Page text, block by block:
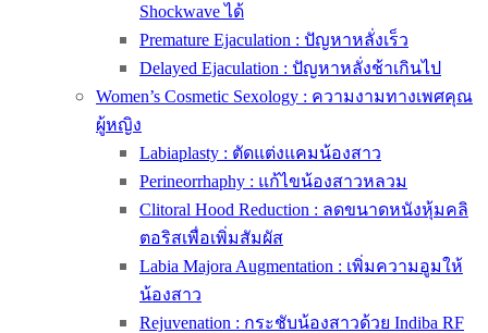
Shockwave ได้
Premature Ejaculation : ปัญหาหลั่งเร็ว
Delayed Ejaculation : ปัญหาหลั่งช้าเกินไป
Women’s Cosmetic Sexology : ความงามทางเพศคุณ
ผู้หญิง
Labiaplasty : ตัดแต่งแคมน้องสาว
Perineorrhaphy : แก้ไขน้องสาวหลวม
Clitoral Hood Reduction : ลดขนาดหนังหุ้มคลิ
ตอริสเพื่อเพิ่มสัมผัส
Labia Majora Augmentation : เพิ่มความอูมให้
น้องสาว
Rejuvenation : กระชับน้องสาวด้วย Indiba RF